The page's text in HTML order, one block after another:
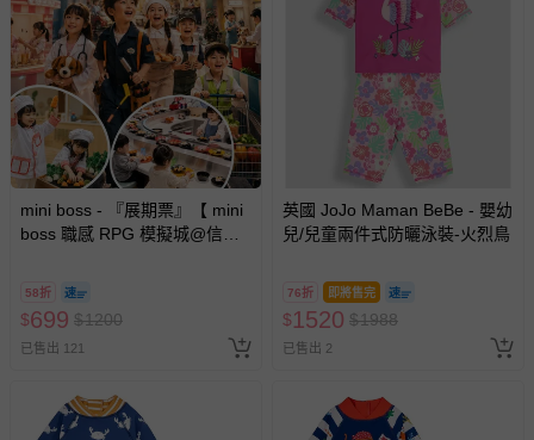
mini boss - 『展期票』【 mini
boss 職感 RPG 模擬城@信義
期作廢) (兒童票(2歲以上)贈一
名陪伴成人)
58折
$699 $1200
已售出 121
英國 JoJo Maman BeBe - 嬰幼
兒/兒童兩件式防曬泳裝-火烈鳥
76折 即將售完
$1520 $1988
已售出 2